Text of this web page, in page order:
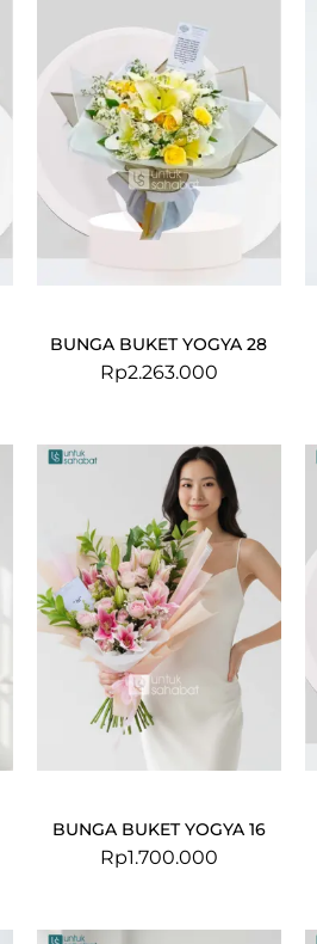
BUNGA BUKET YOGYA 28
Rp2.263.000
BUNGA BUKET YOGYA 16
Rp1.700.000